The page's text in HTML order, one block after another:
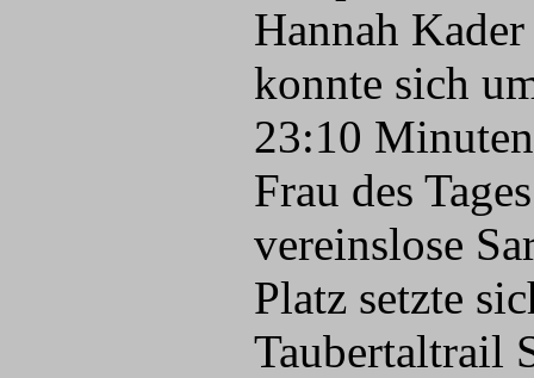
Hannah
konnte sich
23:10
Frau des
vereinslose
Platz setzte
Taubertaltrail